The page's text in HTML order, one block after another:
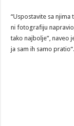
“Uspostavite sa njima
ni fotografiju
tako najbolje”, naveo
ja sam ih samo pratio“.